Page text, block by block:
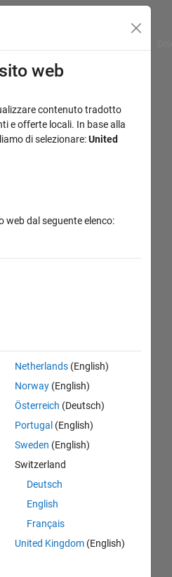
web
contenuto tradotto
e offerte locali. In base alla
di selezionare:United
web dal seguente elenco:
Netherlands(English)
Norway(English)
Österreich (Deutsch)
Portugal (English)
Sweden (English)
Switzerland
Deutsch
English
Français
United Kingdom(English)